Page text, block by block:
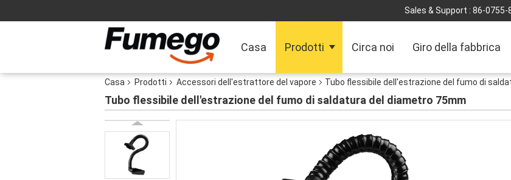
Sales & Support : 86-0755-
Casa Prodotti Circa noi Giro della fabbrica
Casa Prodotti Accessori dell'estrattore del vapore Tubo flessibile dell'estrazione del fumo di
Tubo flessibile dell'estrazione del fumo di saldatura del diametro 75mm